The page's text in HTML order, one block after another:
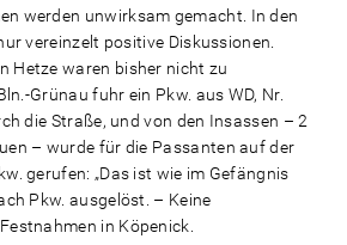
werden unwirksam gemacht. In den
vereinzelt positive Diskussionen.
Hetze waren bisher nicht zu
Grünau fuhr ein Pkw. aus WD, Nr.
die Straße, und von den Insassen – 2
– wurde für die Passanten auf der
gerufen: „Das ist wie im Gefängnis
Pkw. ausgelöst. – Keine
in Köpenick.